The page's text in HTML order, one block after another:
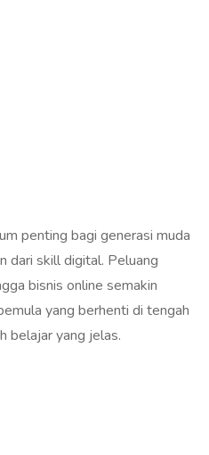
penting bagi generasi muda
dari skill digital. Peluang
bisnis online semakin
yang berhenti di tengah
belajar yang jelas.